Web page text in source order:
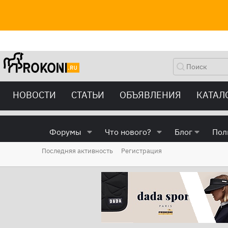
НОВОСТИ СТАТЬИ ОБЪЯВЛЕНИЯ
Форумы Что нового? Блог
Последняя активность Регистрация